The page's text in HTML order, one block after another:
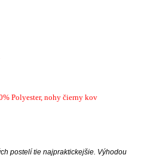
Polyester, nohy čierny kov
postelí tie najpraktickejšie. Výhodou